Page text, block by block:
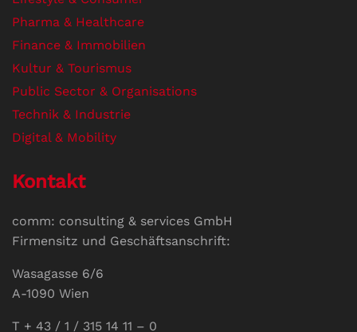
Pharma & Healthcare
Finance & Immobilien
Kultur & Tourismus
Public Sector & Organisations
Technik & Industrie
Digital & Mobility
Kontakt
comm: consulting & services GmbH
Firmensitz und Geschäftsanschrift:
Wasagasse 6/6
A-1090 Wien
T + 43 / 1 / 315 14 11 – 0